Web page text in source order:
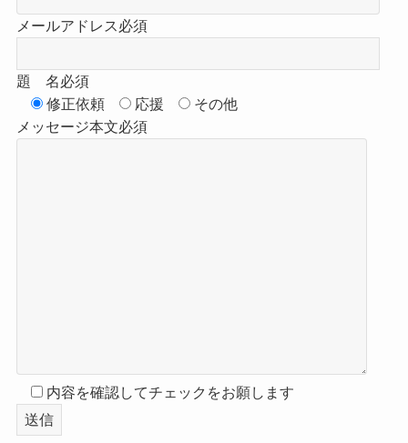
メールアドレス必須
題 名必須
修正依頼
応援
その他
メッセージ本文必須
内容を確認してチェックをお願します